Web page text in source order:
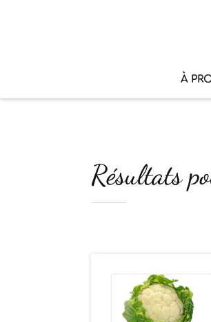
À
Résultats